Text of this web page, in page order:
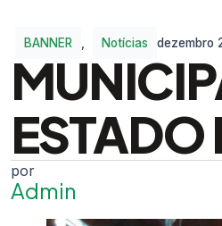
BANNER Notícias dezembro
ESTADO
Admin